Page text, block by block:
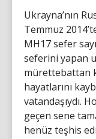
Ukrayna’nın
Temmuz
MH17 sefer
seferini yapan
mürettebattan
hayatlarını
vatandaşıydı.
geçen sene
henüz teşhis